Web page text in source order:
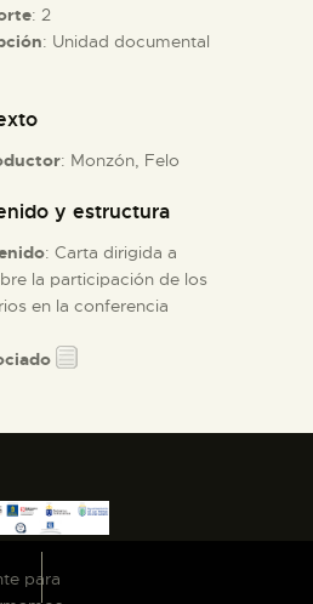
: 2
: Unidad documental
: Monzón, Felo
y estructura
: Carta dirigida a
la participación de los
en la conferencia
para